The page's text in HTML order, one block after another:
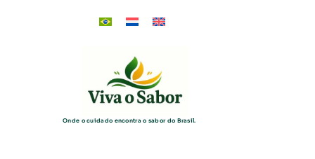
Onde o cuidado encontra o sabor do Brasil.